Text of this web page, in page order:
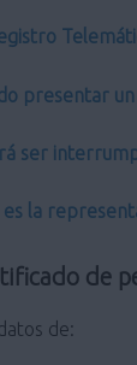
presentar
ser
es la
de
de: